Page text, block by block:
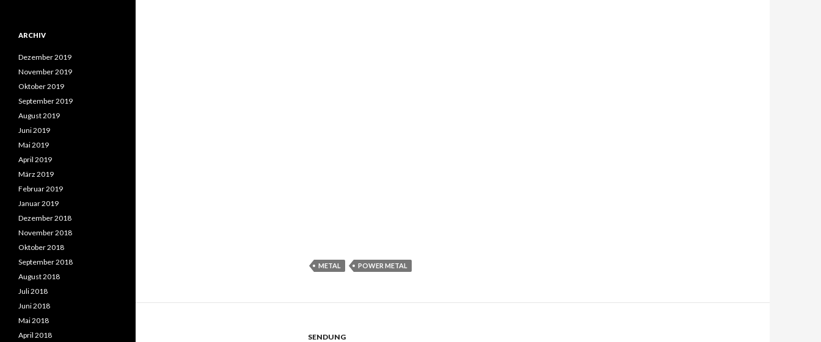
METAL POWER METAL
SENDUNG
ARCHIV
Dezember 2019
November 2019
Oktober 2019
September 2019
August 2019
Juni 2019
Mai 2019
April 2019
März 2019
Februar 2019
Januar 2019
Dezember 2018
November 2018
Oktober 2018
September 2018
August 2018
Juli 2018
Juni 2018
Mai 2018
April 2018